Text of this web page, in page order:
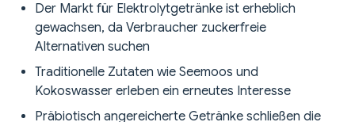
Der Markt für Elektrolytgetränke ist erheblich
gewachsen, da Verbraucher zuckerfreie
Alternativen suchen
Traditionelle Zutaten wie Seemoos und
Kokoswasser erleben ein erneutes Interesse
Präbiotisch angereicherte Getränke schließen die